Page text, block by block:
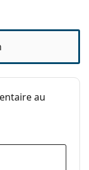
au